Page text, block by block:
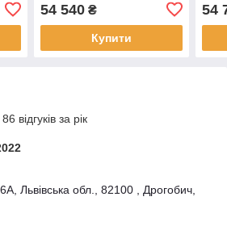
54 540₴
Купити
54
відгуків за рік
Львівська обл., 82100 , Дрогобич,